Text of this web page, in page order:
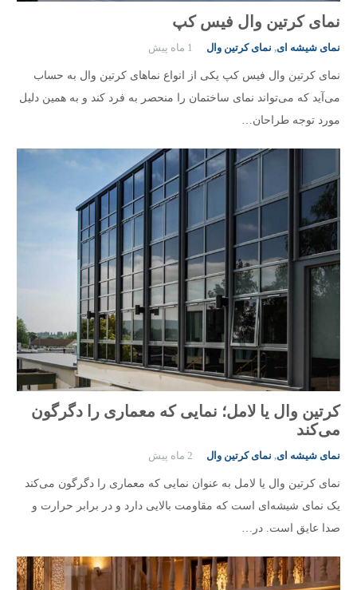
نمای کرتین وال فیس کپ
نمای شیشه ای, نمای کرتین وال 1 ماه پیش
نمای کرتین وال فیس کپ یکی از انواع نماهای کرتین وال به حساب
می‌آید که می‌تواند نمای ساختمان را منحصر به فرد کند و به همین دلیل
مورد توجه طراحان…
کرتین وال یا لامل؛ نمایی که معماری را دگرگون
می‌کند
نمای شیشه ای, نمای کرتین وال 2 ماه پیش
نمای کرتین وال یا لامل به عنوان نمایی که معماری را دگرگون می‌‌کند
یک نمای شیشه‌ای است که مقاومت بالایی دارد و در برابر حرارت و
صدا عایق است. در…